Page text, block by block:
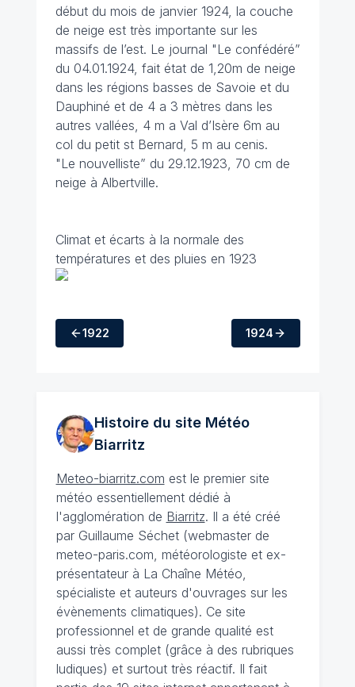
début du mois de janvier 1924, la couche
de neige est très importante sur les
massifs de l’est. Le journal "Le confédéré”
du 04.01.1924, fait état de 1,20m de neige
dans les régions basses de Savoie et du
Dauphiné et de 4 a 3 mètres dans les
autres vallées, 4 m a Val d’Isère 6m au
col du petit st Bernard, 5 m au cenis.
"Le nouvelliste” du 29.12.1923, 70 cm de
neige à Albertville.
Climat et écarts à la normale des
températures et des pluies en 1923
1922 1924
Histoire du site Météo
Biarritz
Meteo-biarritz.com est le premier site
météo essentiellement dédié à
l'agglomération de Biarritz. Il a été créé
par Guillaume Séchet (webmaster de
meteo-paris.com, météorologiste et ex-
présentateur à La Chaîne Météo,
spécialiste et auteurs d'ouvrages sur les
évènements climatiques). Ce site
professionnel et de grande qualité est
aussi très complet (grâce à des rubriques
ludiques) et surtout très réactif. Il fait